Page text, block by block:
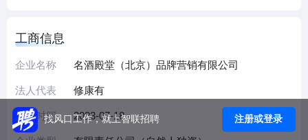
工商信息
企业名称 名酒殿堂（北京）品牌营销有限公司
法人代表 修康有
成立时间 2023-07-18
找风口工作，就上智联招聘 注册或登录